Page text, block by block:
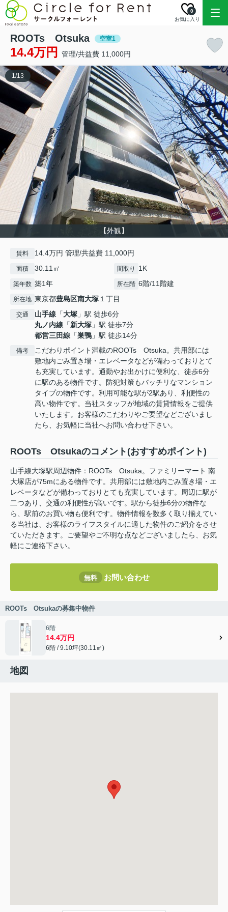
お気に入り
0
ROOTs Otsuka 空室1
14.4万円 管理/共益費 11,000円
【外観】
1/13
賃料 14.4万円 管理/共益費 11,000円
面積 30.11㎡ 間取り 1K
築年数 築1年 所在階 6階/11階建
所在地 東京都豊島区南大塚１丁目
交通 山手線 「大塚 」駅 徒歩6分
丸ノ内線 「新大塚 」駅 徒歩7分
都営三田線 「巣鴨 」駅 徒歩14分
備考
こだわりポイント満載のROOTs Otsuka。共用部には
敷地内ごみ置き場・エレベータなどが備わっておりとて
も充実しています。通勤やお出かけに便利な、徒歩6分
に駅のある物件です。防犯対策もバッチリなマンション
タイプの物件です。利用可能な駅が2駅あり、利便性の
高い物件です。当社スタッフが地域の賃貸情報をご提供
いたします。お客様のこだわりやご要望などございまし
たら、お気軽に当社へお問い合わせ下さい。
ROOTs Otsukaのコメント(おすすめポイント)
山手線大塚駅周辺物件：ROOTs Otsuka。ファミリーマート 南
大塚店が75mにある物件です。共用部には敷地内ごみ置き場・エ
レベータなどが備わっておりとても充実しています。周辺に駅が
二つあり、交通の利便性が高いです。駅から徒歩6分の物件な
ら、駅前のお買い物も便利です。物件情報を数多く取り揃えてい
る当社は、お客様のライフスタイルに適した物件のご紹介をさせ
ていただきます。ご要望やご不明な点などございましたら、お気
軽にご連絡下さい。
無料 お問い合わせ
ROOTs Otsukaの募集中物件
6階
14.4万円
6階 / 9.10坪(30.11㎡)
地図